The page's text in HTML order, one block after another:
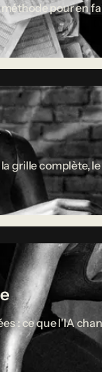
pour en
complète,
: ce que l'IA